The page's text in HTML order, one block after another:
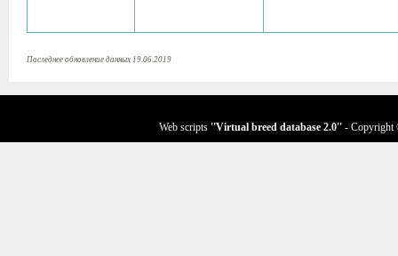
Последнее обновление данных 19.06.2019
Web scripts ''Virtual breed database 2.0'' - Copyright